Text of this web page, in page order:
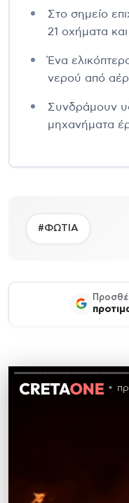
Στο σημείο
21 οχήματα
Ένα
νερού από
Συνδράμουν
μηχανήματα
#ΦΩΤΙΑ